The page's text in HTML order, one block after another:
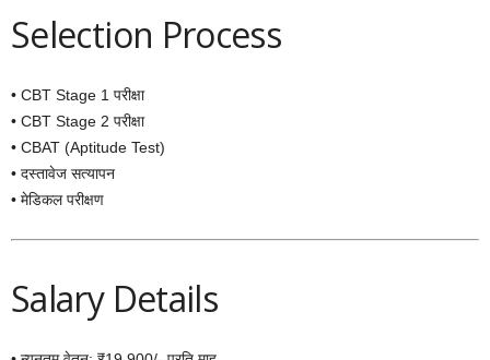
Selection Process
• CBT Stage 1 परीक्षा
• CBT Stage 2 परीक्षा
• CBAT (Aptitude Test)
• दस्तावेज सत्यापन
• मेडिकल परीक्षण
Salary Details